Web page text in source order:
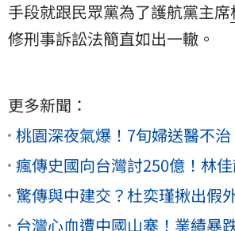
手段就跟民眾黨為了護航黨主席
修刑事訴訟法簡直如出一轍。
更多新聞：
桃園深夜氣爆！7旬婦送醫不治
瘋傳史國向台灣討250億！林
驚傳與中建交？杜奕瑾揪出假
台灣心血遭中國山寨！業績暴